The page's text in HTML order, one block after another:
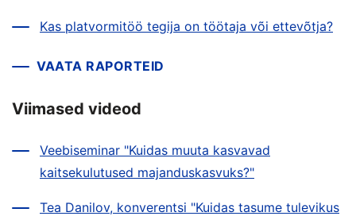
Kas platvormitöö tegija on töötaja või ettevõtja?
VAATA RAPORTEID
Viimased videod
Veebiseminar "Kuidas muuta kasvavad
kaitsekulutused majanduskasvuks?"
Tea Danilov, konverentsi "Kuidas tasume tulevikus